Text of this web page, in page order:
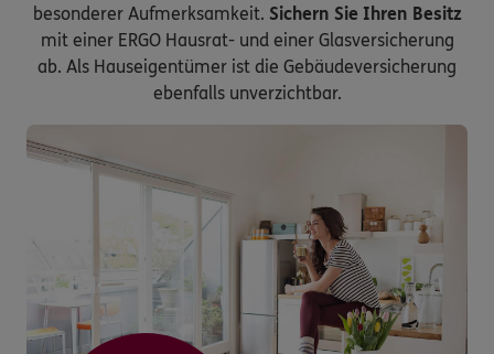
besonderer Aufmerksamkeit. Sichern Sie Ihren Besitz
mit einer ERGO Hausrat- und einer Glasversicherung
ab. Als Hauseigentümer ist die Gebäudeversicherung
ebenfalls unverzichtbar.